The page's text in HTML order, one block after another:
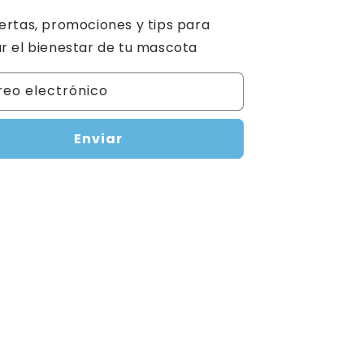
promociones y tips para
el bienestar de tu mascota
electrónico
Enviar